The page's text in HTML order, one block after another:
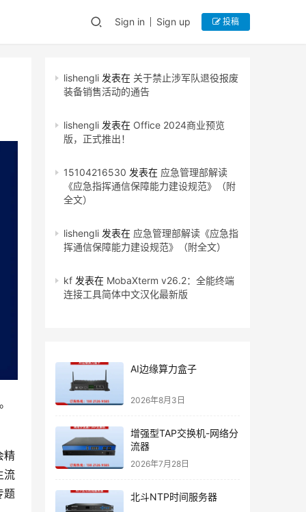
Sign in Sign up 投稿
精
流
题
lishengli 发表在 关于禁止涉军队退役报废
装备销售活动的通告
lishengli 发表在 Office 2024商业预览
版，正式推出！
15104216530 发表在 应急管理部解读
《应急指挥通信保障能力建设规范》（附
全文）
lishengli 发表在 应急管理部解读《应急指
挥通信保障能力建设规范》（附全文）
kf 发表在 MobaXterm v26.2：全能终端
连接工具简体中文汉化最新版
AI边缘算力盒子
2026年8月3日
增强型TAP交换机-网络分
流器
2026年7月28日
北斗NTP时间服务器